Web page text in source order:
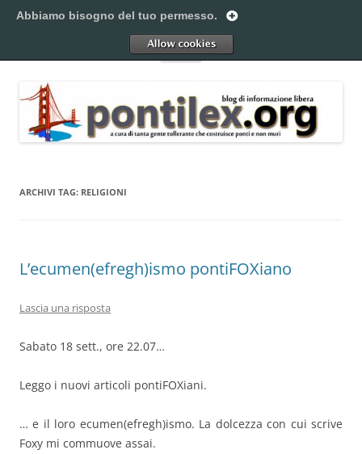
al
Pontilex
Menu
ARCHIVI TAG: RELIGIONI
L’ecumen(efregh)ismo pontiFOXiano
Lascia una risposta
Sabato 18 sett., ore 22.07…
Leggo i nuovi articoli pontiFOXiani.
… e il loro ecumen(efregh)ismo. La dolcezza con cui scrive
Foxy mi commuove assai.
Abbiamo bisogno del tuo permesso.